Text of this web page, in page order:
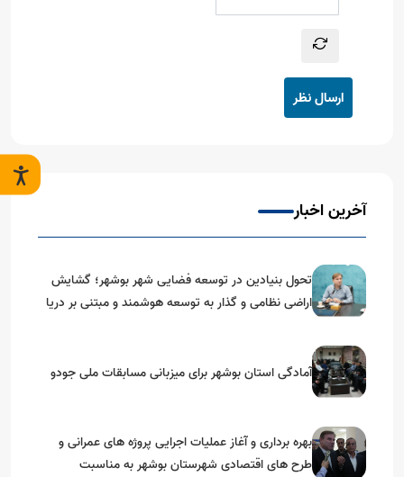
ارسال نظر
آخرین اخبار
تحول بنیادین در توسعه فضایی شهر بوشهر؛ گشایش
اراضی نظامی و گذار به توسعه هوشمند و مبتنی بر دریا
آمادگی استان بوشهر برای میزبانی مسابقات ملی جودو
بهره برداری و آغاز عملیات اجرایی پروژه های عمرانی و
طرح های اقتصادی شهرستان بوشهر به مناسبت